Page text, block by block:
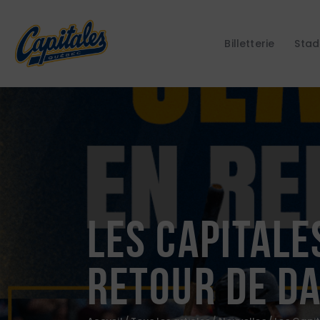
Billetterie
Les
retour de